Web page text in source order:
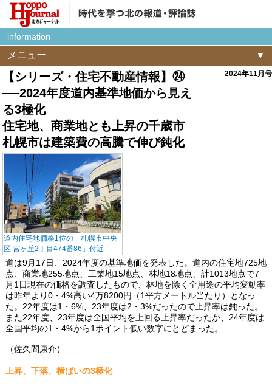
information
メニュー
【シリーズ・住宅不動産情報】㉔
──2024年度道内基準地価から見え
る3極化
住宅地、商業地とも上昇の千歳市
札幌市は建築費の高騰で伸び鈍化
2024年11月号
道内住宅地価格1位の「札幌市中央
区 宮ヶ丘2丁目474番86」付近
道は9月17日、2024年度の基準地価を発表した。道内の住宅地725地
点、商業地255地点、工業地15地点、林地18地点、計1013地点で7
月1日現在の価格を調査したもので、林地を除く全用途の平均変動率
は昨年より0・4%高い4万8200円（1平方メートル当たり）となっ
た。22年度は1・6%、23年度は2・3%だったので上昇率は鈍った。
また22年度、23年度は全国平均を上回る上昇率だったが、24年度は
全国平均の1・4%から1ポイント低い数字にとどまった。
（佐久間康介）
上昇、下落、横ばいの3極化